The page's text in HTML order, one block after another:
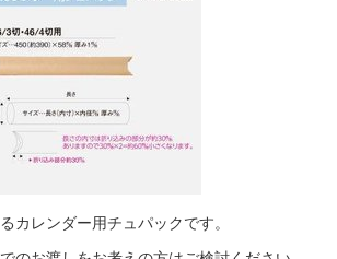
カレンダー用チュパックです。